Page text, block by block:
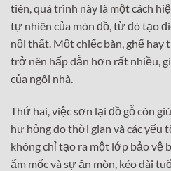
tiên, quá trình này là một cách
tự nhiên của món đồ, từ đó tạo
nội thất. Một chiếc bàn, ghế hay
trở nên hấp dẫn hơn rất nhiều,
của ngôi nhà.
Thứ hai, việc sơn lại đồ gỗ còn
hư hỏng do thời gian và các yếu
không chỉ tạo ra một lớp bảo vệ
ẩm mốc và sự ăn mòn, kéo dài